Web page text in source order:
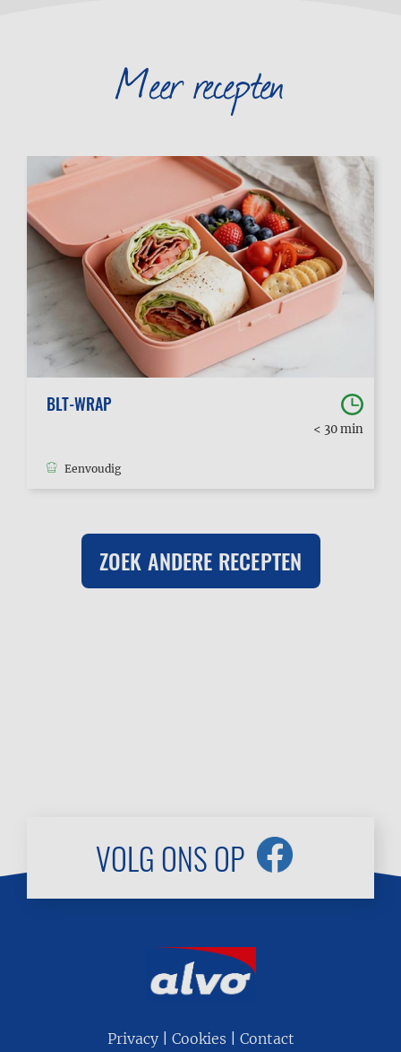
Meer recepten
BLT-WRAP
< 30 min
Eenvoudig
ZOEK ANDERE RECEPTEN
VOLG ONS OP
Privacy Cookies Contact